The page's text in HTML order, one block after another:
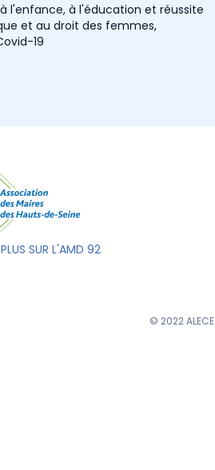
l'enfance, à l'éducation et réussite
et au droit des femmes,
19
SUR L'AMD 92
© 2022 ALECE